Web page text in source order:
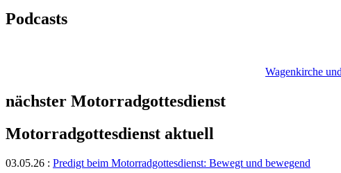
Podcasts
Wagenkirche
nächster Motorradgottesdienst
Motorradgottesdienst aktuell
03.05.26 : Predigt beim Motorradgottesdienst: Bewegt und bewegend